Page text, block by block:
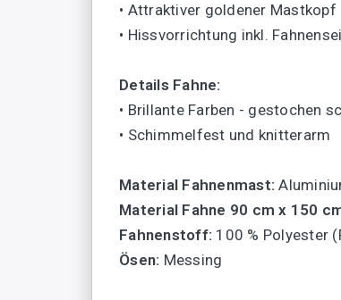
• Attraktiver goldener Mastkopf
• Hissvorrichtung inkl.
Details Fahne:
• Brillante Farben - gestochen
• Schimmelfest und knitterarm
Material Fahnenmast:
Material Fahne 90 cm x 150
Fahnenstoff: 100 % Polyester
Ösen: Messing